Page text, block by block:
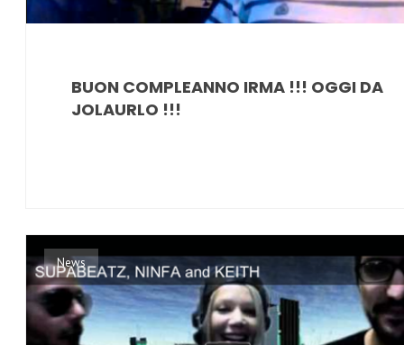
BUON COMPLEANNO IRMA !!! OGGI DA
JOLAURLO !!!
News